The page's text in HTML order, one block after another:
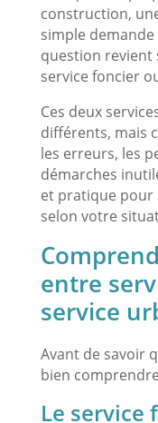
construction,
simple
question revient
service foncier
Ces deux
différents, mais
les erreurs, les
démarches
et pratique pour
selon votre
entre
service
Avant de savoir
bien
Le service